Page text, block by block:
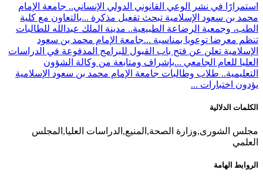
استمرارًا في نشر الوعي القانوني الدولي الإنساني.. جامعة الإمام
محمد بن سعود الإسلامية تبحث تفعيل مذكرة ...بالتعاون مع كلية
الطب، وجمعية الرضاعة الطبيعية.. مدينة الملك عبدالله للطالبات
تنظم معرضا توعويا بمناسبة ...جامعة الإمام محمد بن سعود
الإسلامية تعلن عن فتح باب القبول للبرامج المدفوعة في الدراسات
العليا للعام الجامعي ...بإشراف ومتابعة من وكالة الشؤون
التعليمية.. طلاب وطالبات جامعة الإمام محمد بن سعود الإسلامية
يؤدون اختبارات ...
الكلمات الدلالية
مجلس الشورى,وزارة الصحة,المنيع,الدراسات العليا,المجلس
العلمي
الروابط الهامة